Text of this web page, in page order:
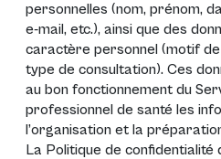
personnelles (nom, prénom,
e-mail, etc.), ainsi que des
caractère personnel (motif
type de consultation). Ces
au bon fonctionnement du
professionnel de santé les
l’organisation et la
La Politique de confidentialité